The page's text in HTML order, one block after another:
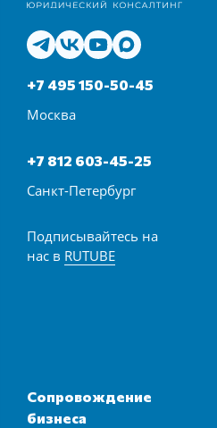
+7 495 150-50-45
Москва
+7 812 603-45-25
Санкт-Петербург
Подписывайтесь на
нас в RUTUBE
Сопровождение
бизнеса